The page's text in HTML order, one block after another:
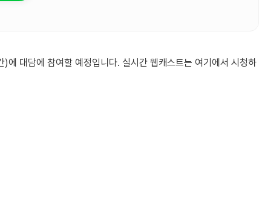
대담에 참여할 예정입니다. 실시간 웹캐스트는 여기에서 시청하